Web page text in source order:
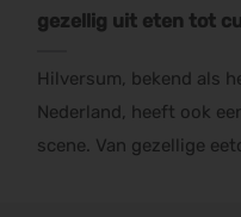
gezellig uit eten tot
Hilversum, bekend als
Nederland, heeft ook
scene. Van gezellige